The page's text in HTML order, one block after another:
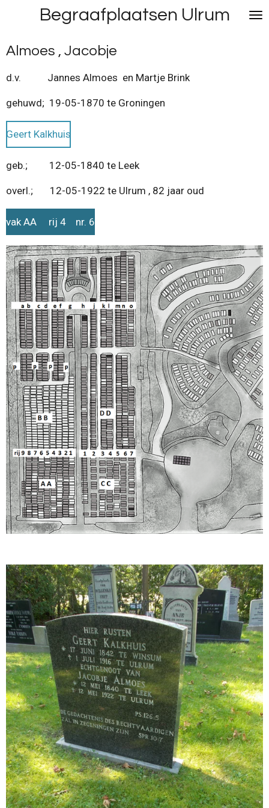
naar
de
hoofdinhoud
Begraafplaatsen Ulrum
Almoes , Jacobje
d.v. Jannes Almoes en Martje Brink
gehuwd; 19-05-1870 te Groningen
Geert Kalkhuis
geb.; 12-05-1840 te Leek
overl.; 12-05-1922 te Ulrum , 82 jaar oud
vak AA rij 4 nr. 6